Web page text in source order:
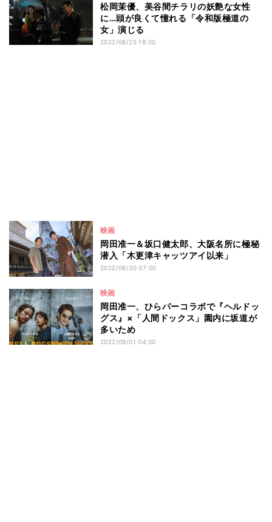
松岡茉優、美谷間チラリの妖艶な女性
に…頭が良くて憧れる「令和版極道の
女」演じる
2022/08/25 18:00
映画
岡田准一＆坂口健太郎、大阪名所に極秘
潜入「木更津キャッツアイ以来」
2022/08/30 07:00
映画
岡田准一、ひらパーコラボで『ヘルドッ
グス』×「人間ドックス」園内に坂道が
多いため
2022/09/01 04:00